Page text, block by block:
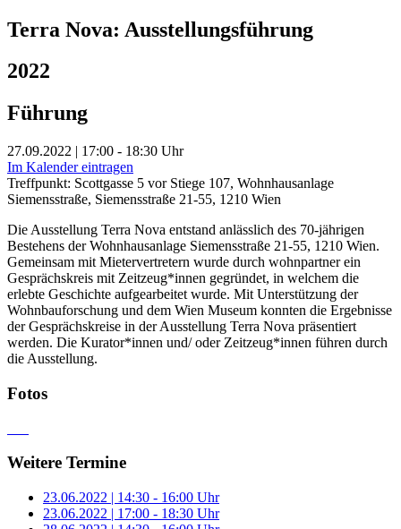
Terra Nova: Ausstellungsführung
2022
Führung
27.09.2022 | 17:00 - 18:30 Uhr
Im Kalender eintragen
Treffpunkt: Scottgasse 5 vor Stiege 107, Wohnhausanlage
Siemensstraße, Siemensstraße 21-55, 1210 Wien
Die Ausstellung Terra Nova entstand anlässlich des 70-jährigen
Bestehens der Wohnhausanlage Siemensstraße 21-55, 1210 Wien.
Gemeinsam mit Mietervertretern wurde durch wohnpartner ein
Gesprächskreis mit Zeitzeug*innen gegründet, in welchem die
erlebte Geschichte aufgearbeitet wurde. Mit Unterstützung der
Wohnbauforschung und dem Wien Museum konnten die Ergebnisse
der Gesprächskreise in der Ausstellung Terra Nova präsentiert
werden. Die Kurator*innen und/ oder Zeitzeug*innen führen durch
die Ausstellung.
Fotos
Weitere Termine
23.06.2022 | 14:30 - 16:00 Uhr
23.06.2022 | 17:00 - 18:30 Uhr